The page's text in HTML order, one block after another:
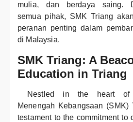
mulia, dan berdaya saing.
semua pihak, SMK Triang
peranan penting dalam
di Malaysia.
SMK Triang: A
Education in Triang
Nestled in the heart of
Menengah Kebangsaan
testament to the commitment to